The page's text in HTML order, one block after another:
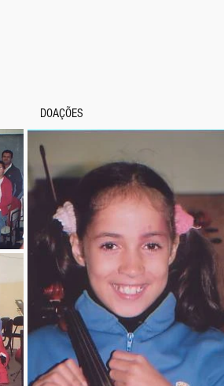
DOAÇÕES